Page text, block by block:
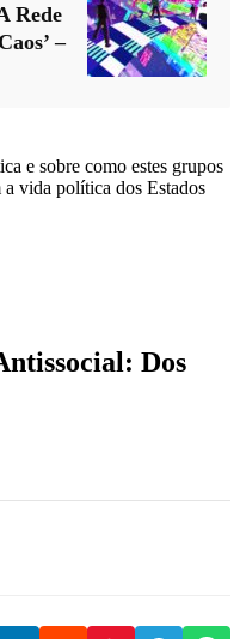
Rede
–
e sobre como estes grupos
vida política dos Estados
Dos